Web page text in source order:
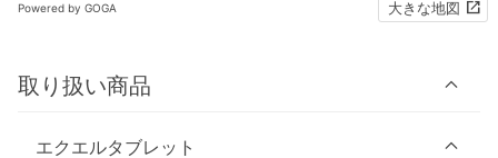
Powered by GOGA 大きな地図
取り扱い商品
エクエルタブレット